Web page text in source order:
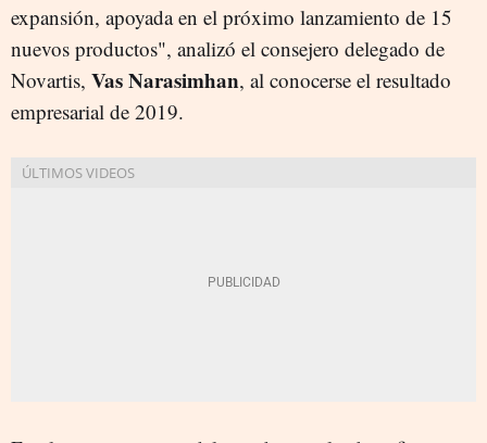
expansión, apoyada en el próximo lanzamiento de 15
nuevos productos", analizó el consejero delegado de
Novartis, Vas Narasimhan, al conocerse el resultado
empresarial de 2019.